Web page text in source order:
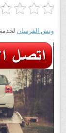
ونش الفرسان